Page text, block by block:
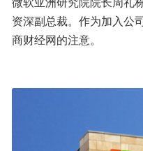
资深副总裁。作为加入公
商财经网的注意。